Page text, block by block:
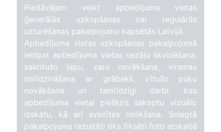
Piedāvājam veikt apbedījuma vietas
ģenerālās uzkopšanas vai regulārās
uzturēšanas pakalpojumu kapsētās Latvijā.
Apbedījuma vietas uzkopšanas pakalpojumā
ietilpst apbedījuma vietas nezāļu likvidēšana,
sakritušo lapu, zaru novākšana, virsmas
nolīdzināšana ar grābekli, vītušo puķu
novākšana un tamlīdzīgi darbi, kas
apbedījuma vietai piešķirs sakoptu vizuālo
izskatu, kā arī svecītes nolikšana. Sniegtā
pakalpojuma rezultāti tiks fiksēti foto atskaitē